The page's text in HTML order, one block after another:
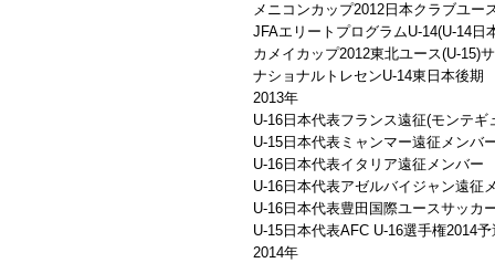
メニコンカップ2012日本クラブユー
JFAエリートプログラムU-14(U-14日
カメイカップ2012東北ユース(U-15)
ナショナルトレセンU-14東日本後期
2013年
U-16日本代表フランス遠征(モンテ
U-15日本代表ミャンマー遠征メンバ
U-16日本代表イタリア遠征メンバー
U-16日本代表アゼルバイジャン遠征
U-16日本代表豊田国際ユースサッカ
U-15日本代表AFC U-16選手権2014
2014年